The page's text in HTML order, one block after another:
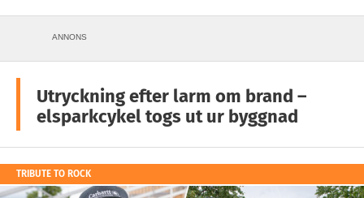
ANNONS
Utryckning efter larm om brand –
elsparkcykel togs ut ur byggnad
TRIBUTE TO ROCK